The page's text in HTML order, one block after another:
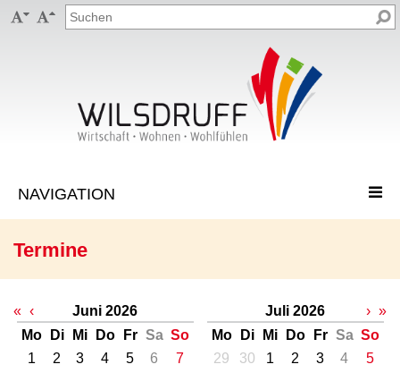
 
Termine
« ‹
Juni 2026
Mo
Di Mi Do Fr Sa So
1
2 3 4 5 6
7
Juli 2026
Mo
Di Mi Do Fr Sa So
29
30 1 2 3 4
5
› »